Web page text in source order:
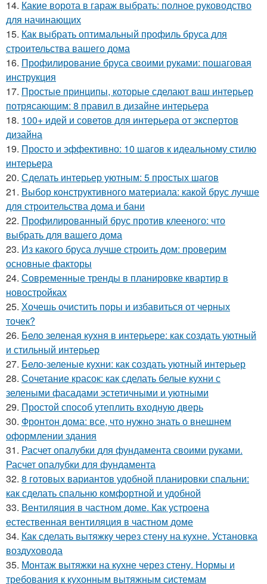
14. Какие ворота в гараж выбрать: полное руководство
для начинающих
15. Как выбрать оптимальный профиль бруса для
строительства вашего дома
16. Профилирование бруса своими руками: пошаговая
инструкция
17. Простые принципы, которые сделают ваш интерьер
потрясающим: 8 правил в дизайне интерьера
18. 100+ идей и советов для интерьера от экспертов
дизайна
19. Просто и эффективно: 10 шагов к идеальному стилю
интерьера
20. Сделать интерьер уютным: 5 простых шагов
21. Выбор конструктивного материала: какой брус лучше
для строительства дома и бани
22. Профилированный брус против клееного: что
выбрать для вашего дома
23. Из какого бруса лучше строить дом: проверим
основные факторы
24. Современные тренды в планировке квартир в
новостройках
25. Хочешь очистить поры и избавиться от черных
точек?
26. Бело зеленая кухня в интерьере: как создать уютный
и стильный интерьер
27. Бело-зеленые кухни: как создать уютный интерьер
28. Сочетание красок: как сделать белые кухни с
зелеными фасадами эстетичными и уютными
29. Простой способ утеплить входную дверь
30. Фронтон дома: все, что нужно знать о внешнем
оформлении здания
31. Расчет опалубки для фундамента своими руками.
Расчет опалубки для фундамента
32. 8 готовых вариантов удобной планировки спальни:
как сделать спальню комфортной и удобной
33. Вентиляция в частном доме. Как устроена
естественная вентиляция в частном доме
34. Как сделать вытяжку через стену на кухне. Установка
воздуховода
35. Монтаж вытяжки на кухне через стену. Нормы и
требования к кухонным вытяжным системам